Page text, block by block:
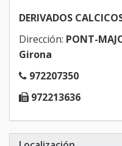
DERIVADOS
Dirección: PONT-
Girona
972207350
972213636